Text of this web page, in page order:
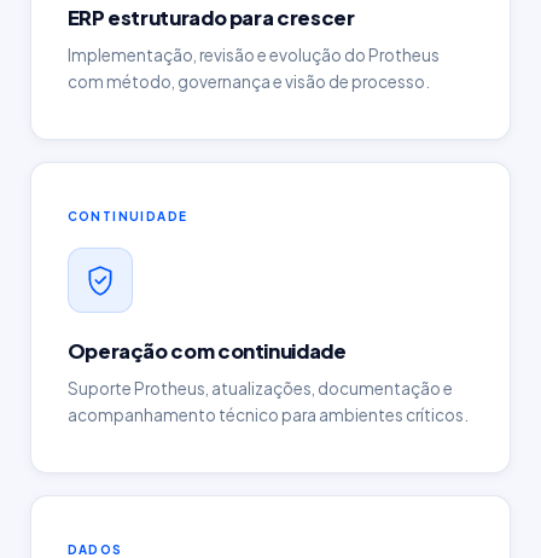
ERP estruturado para crescer
Implementação, revisão e evolução do Protheus
com método, governança e visão de processo.
CONTINUIDADE
Operação com continuidade
Suporte Protheus, atualizações, documentação e
acompanhamento técnico para ambientes críticos.
DADOS